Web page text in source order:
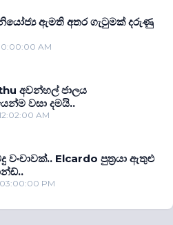
ඇමති අතර ගැටුමක් දරුණු
AM
අවන්හල් ජාලය
වසා දමයි..
AM
වංචාවක්.. Elcardo පුත‍්‍රයා ඇතුළු
PM